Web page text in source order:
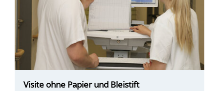
Visite ohne Papier und Bleistift